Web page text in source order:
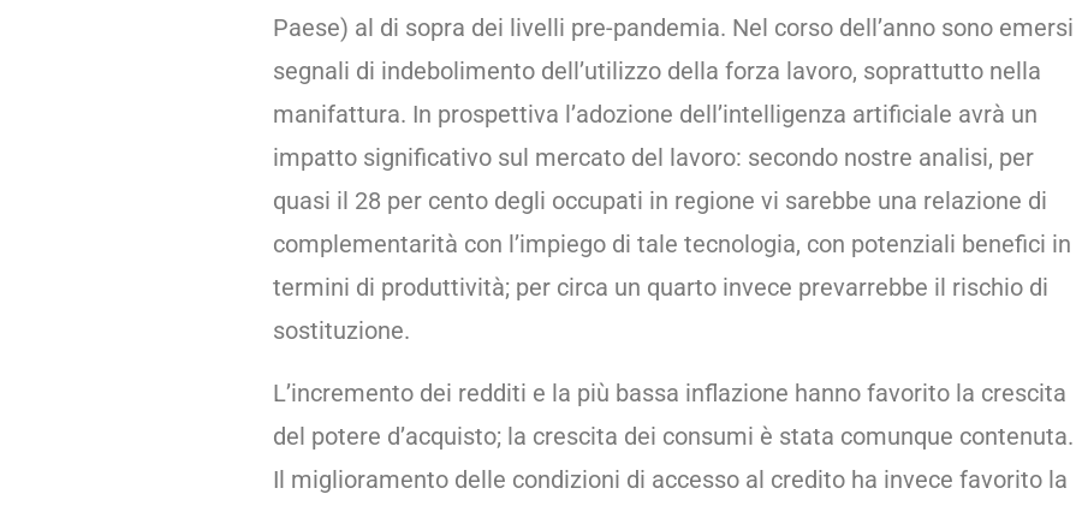
Paese) al di sopra dei livelli pre-pandemia. Nel corso dell’anno sono emersi
segnali di indebolimento dell’utilizzo della forza lavoro, soprattutto nella
manifattura. In prospettiva l’adozione dell’intelligenza artificiale avrà un
impatto significativo sul mercato del lavoro: secondo nostre analisi, per
quasi il 28 per cento degli occupati in regione vi sarebbe una relazione di
complementarità con l’impiego di tale tecnologia, con potenziali benefici in
termini di produttività; per circa un quarto invece prevarrebbe il rischio di
sostituzione.
L’incremento dei redditi e la più bassa inflazione hanno favorito la crescita
del potere d’acquisto; la crescita dei consumi è stata comunque contenuta.
Il miglioramento delle condizioni di accesso al credito ha invece favorito la